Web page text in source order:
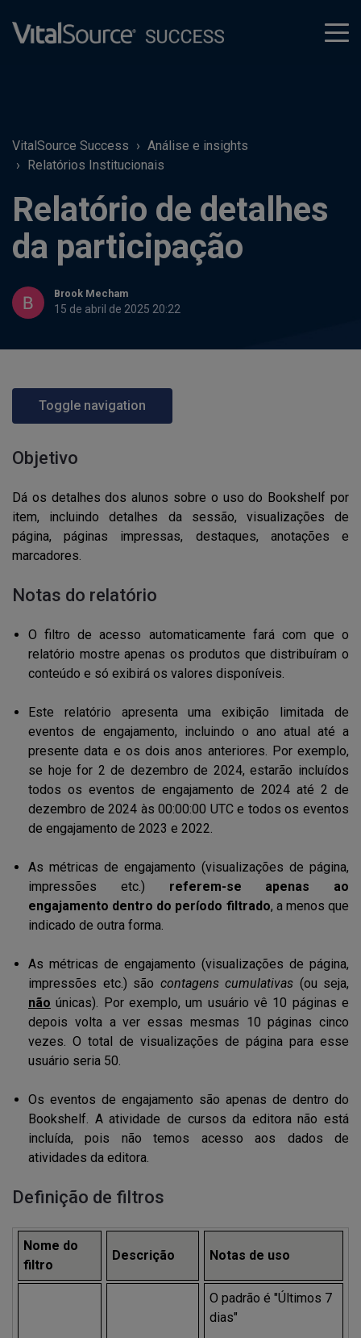
VitalSource Success
Análise e insights
Relatórios Institucionais
Relatório de detalhes
da participação
Brook Mecham
15 de abril de 2025 20:22
Toggle navigation
Objetivo
Dá os detalhes dos alunos sobre o uso do Bookshelf por
item, incluindo detalhes da sessão, visualizações de
página, páginas impressas, destaques, anotações e
marcadores.
Notas do relatório
O filtro de acesso automaticamente fará com que o
relatório mostre apenas os produtos que distribuíram o
conteúdo e só exibirá os valores disponíveis.
Este relatório apresenta uma exibição limitada de
eventos de engajamento, incluindo o ano atual até a
presente data e os dois anos anteriores. Por exemplo,
se hoje for 2 de dezembro de 2024, estarão incluídos
todos os eventos de engajamento de 2024 até 2 de
dezembro de 2024 às 00:00:00 UTC e todos os eventos
de engajamento de 2023 e 2022.
As métricas de engajamento (visualizações de página,
impressões etc.) referem-se apenas ao
engajamento dentro do período filtrado, a menos que
indicado de outra forma.
As métricas de engajamento (visualizações de página,
impressões etc.) são contagens cumulativas (ou seja,
não únicas). Por exemplo, um usuário vê 10 páginas e
depois volta a ver essas mesmas 10 páginas cinco
vezes. O total de visualizações de página para esse
usuário seria 50.
Os eventos de engajamento são apenas de dentro do
Bookshelf. A atividade de cursos da editora não está
incluída, pois não temos acesso aos dados de
atividades da editora.
Definição de filtros
Nome do
filtro
Descrição Notas de uso
O padrão é "Últimos 7
dias"